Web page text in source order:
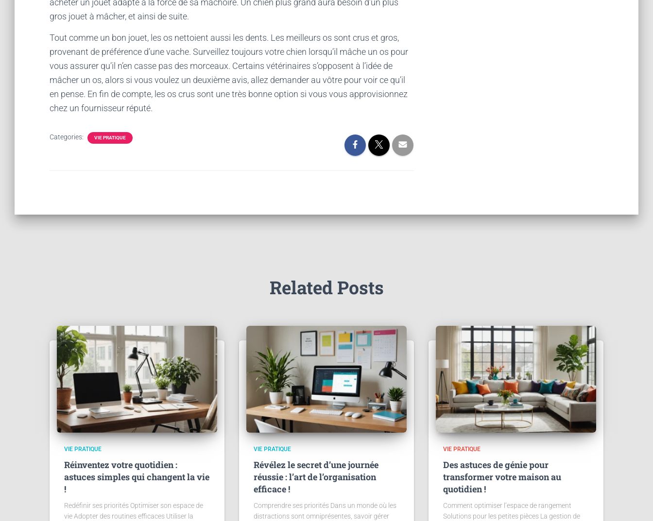
acheter un jouet adapté à la force de sa mâchoire. Un chien plus grand aura besoin d’un plus
gros jouet à mâcher, et ainsi de suite.
Tout comme un bon jouet, les os nettoient aussi les dents. Les meilleurs os sont crus et gros,
provenant de préférence d’une vache. Surveillez toujours votre chien lorsqu’il mâche un os pour
vous assurer qu’il n’en casse pas des morceaux. Certains vétérinaires s’opposent à l’idée de
mâcher un os, alors si vous voulez un deuxième avis, allez demander au vôtre pour voir ce qu’il
en pense. En fin de compte, les os crus sont une très bonne option si vous vous approvisionnez
chez un fournisseur réputé.
Categories: VIE PRATIQUE
Related Posts
VIE PRATIQUE
Réinventez votre quotidien :
astuces simples qui changent la vie
!
Redéfinir ses priorités Optimiser son espace de
vie Adopter des routines efficaces Utiliser la
VIE PRATIQUE
Révélez le secret d’une journée
réussie : l’art de l’organisation
efficace !
Comprendre ses priorités Dans un monde où les
distractions sont omniprésentes, savoir gérer
VIE PRATIQUE
Des astuces de génie pour
transformer votre maison au
quotidien !
Comment optimiser l’espace de rangement
Solutions pour les petites pièces La gestion de